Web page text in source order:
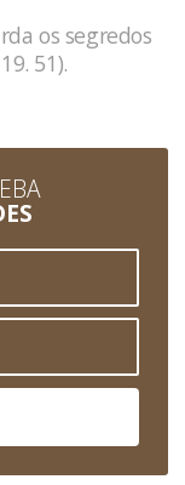
os segredos
51).